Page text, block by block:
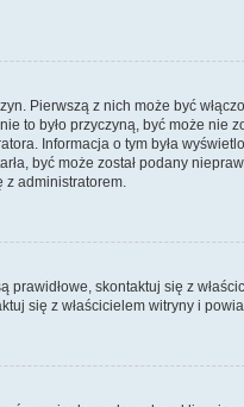
Pierwszą z nich może być
to było przyczyną, być może nie
Informacja o tym była
być może został podany
administratorem.
skontaktuj się z
się z właścicielem witryny i